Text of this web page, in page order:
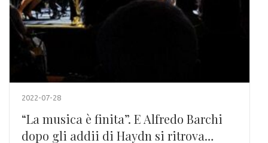
2022-07-28
“La musica è finita”. E Alfredo Barchi
dopo gli addii di Haydn si ritrova…